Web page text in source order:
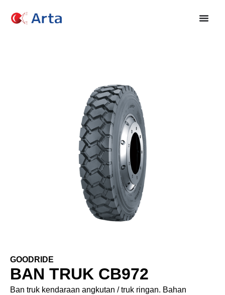
GOODRIDE
BAN TRUK CB972
Ban truk kendaraan angkutan / truk ringan. Bahan